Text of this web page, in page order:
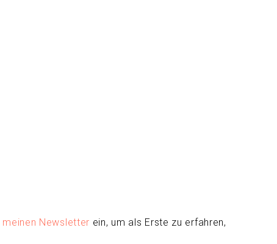
meinen Newsletter ein, um als Erste zu erfahren,